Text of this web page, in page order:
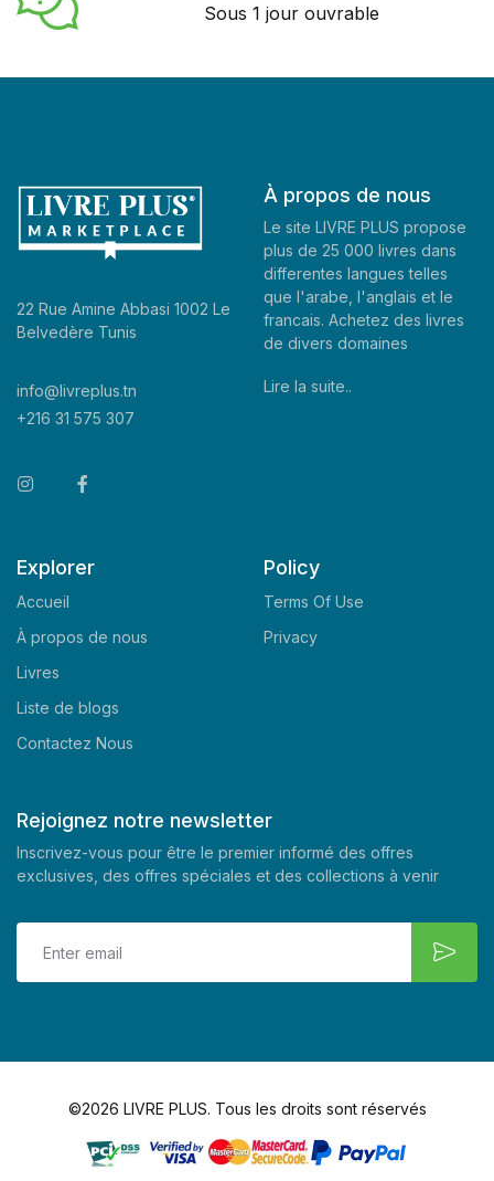
Sous 1 jour ouvrable
22 Rue Amine Abbasi 1002 Le
Belvedère Tunis
info@livreplus.tn
+216 31 575 307
À propos de nous
Le site LIVRE PLUS propose
plus de 25 000 livres dans
differentes langues telles
que l'arabe, l'anglais et le
francais. Achetez des livres
de divers domaines
Lire la suite..
Explorer
Accueil
À propos de nous
Livres
Liste de blogs
Contactez Nous
Policy
Terms Of Use
Privacy
Rejoignez notre newsletter
Inscrivez-vous pour être le premier informé des offres
exclusives, des offres spéciales et des collections à venir
©2026 LIVRE PLUS. Tous les droits sont réservés